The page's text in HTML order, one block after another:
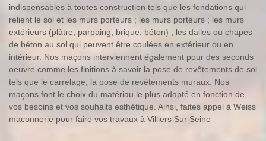
indispensables à toutes construction tels que les fondations qui
relient le sol et les murs porteurs ; les murs porteurs ; les murs
extérieurs (plâtre, parpaing, brique, béton) ; les dalles ou chapes
de béton au sol qui peuvent être coulées en extérieur ou en
intérieur. Nos maçons interviennent également pour des seconds
oeuvre comme les finitions à savoir la pose de revêtements de sol
tels que le carrelage, la pose de revêtements muraux. Nos
maçons font le choix du matériau le plus adapté en fonction de
vos besoins et vos souhaits esthétique. Ainsi, faites appel à Weiss
maconnerie pour faire vos travaux à Villiers Sur Seine